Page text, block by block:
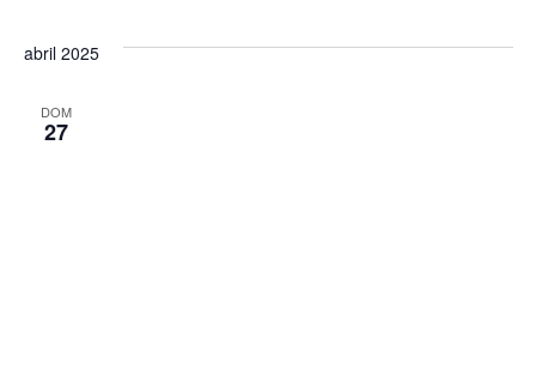
abril 2025
DOM
27